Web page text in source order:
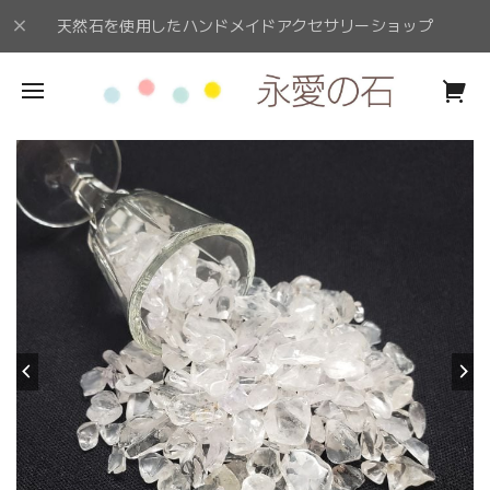
天然石を使用したハンドメイドアクセサリーショップ